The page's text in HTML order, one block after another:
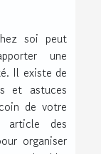
soi peut
une
Il existe de
et astuces
de votre
article des
organiser